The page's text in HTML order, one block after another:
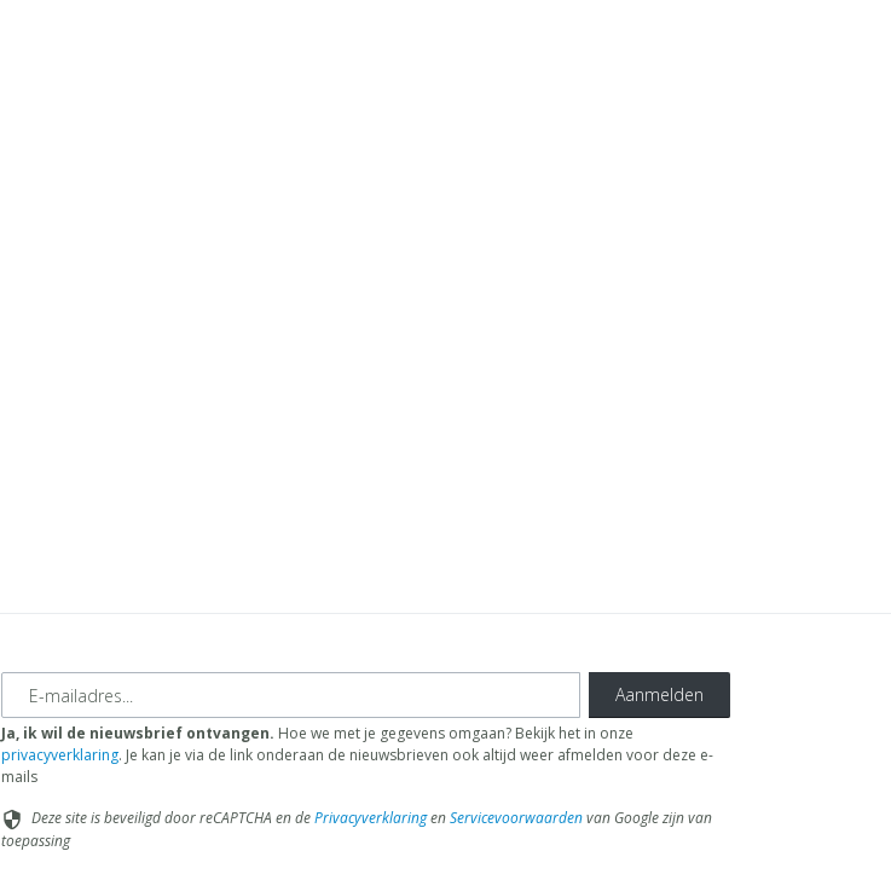
E-mailadres Aanmelden
Ja, ik wil de nieuwsbrief ontvangen. Hoe we met je gegevens omgaan? Bekijk het in onze
privacyverklaring. Je kan je via de link onderaan de nieuwsbrieven ook altijd weer afmelden voor deze e-
mails
security Deze site is beveiligd door reCAPTCHA en dePrivacyverklaringenServicevoorwaardenvan Google zijn van
toepassing